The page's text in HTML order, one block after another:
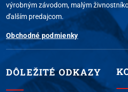
výrobným závodom, malým
ďalším predajcom.
Obchodné podmienky
DÔLEŽITÉ ODKAZY